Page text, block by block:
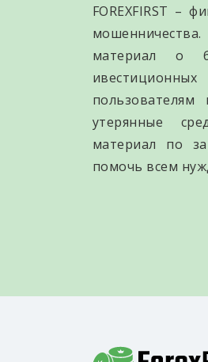
FOREXFIRST –
материал о
утерянные
материал по
помочь всем